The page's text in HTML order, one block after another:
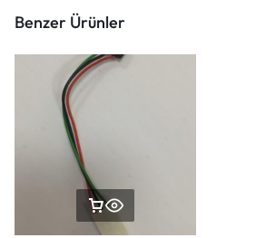
Benzer Ürünler